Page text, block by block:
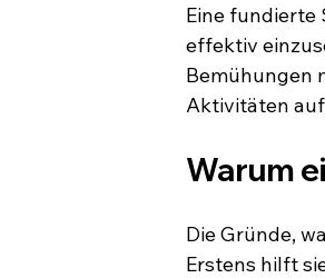
Eine fundierte
effektiv
Bemühungen
Aktivitäten
Warum
Die Gründe,
Erstens hilft